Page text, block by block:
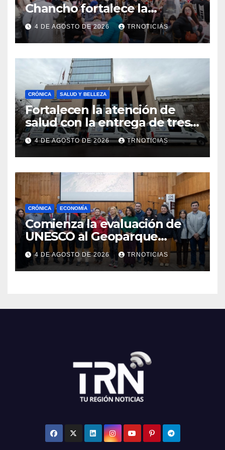
Chancho fortalece la
economía local con positivo
impacto en la hotelería y el
emprendimiento
4 DE AGOSTO DE 2026 TRNOTICIAS
CRÓNICA SALUD Y BELLEZA
Fortalecen la atención de
salud con la entrega de tres
nuevas ambulancias para
Cauquenes y Sagrada Familia
4 DE AGOSTO DE 2026 TRNOTICIAS
CRÓNICA ECONOMÍA
Comienza la evaluación de
UNESCO al Geoparque
Aspirante Pillanmapu en el
Maule
4 DE AGOSTO DE 2026 TRNOTICIAS